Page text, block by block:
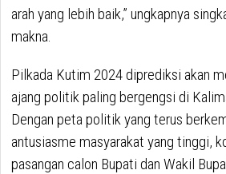
arah yang lebih baik,” ungkapnya
makna.
Pilkada Kutim 2024 diprediksi akan
ajang politik paling bergengsi di
Dengan peta politik yang terus
antusiasme masyarakat yang tinggi,
pasangan calon Bupati dan Wakil